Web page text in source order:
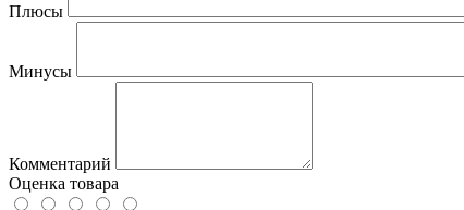
Плюсы
Минусы
Комментарий
Оценка товара